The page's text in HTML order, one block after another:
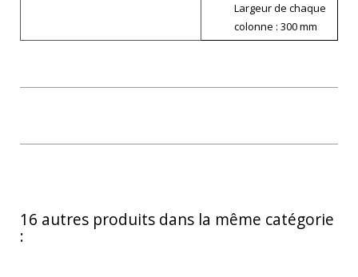
Largeur de chaque
colonne : 300 mm
16 autres produits dans la même catégorie
: